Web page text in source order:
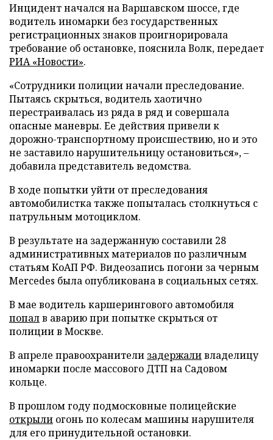
Инцидент начался на Варшавском шоссе, где
водитель иномарки без государственных
регистрационных знаков проигнорировала
требование об остановке, пояснила Волк, передает
РИА «Новости».
«Сотрудники полиции начали преследование.
Пытаясь скрыться, водитель хаотично
перестраивалась из ряда в ряд и совершала
опасные маневры. Ее действия привели к
дорожно-транспортному происшествию, но и это
не заставило нарушительницу остановиться», –
добавила представитель ведомства.
В ходе попытки уйти от преследования
автомобилистка также попыталась столкнуться с
патрульным мотоциклом.
В результате на задержанную составили 28
административных материалов по различным
статьям КоАП РФ. Видеозапись погони за черным
Mercedes была опубликована в социальных сетях.
В мае водитель каршерингового автомобиля
попалв аварию при попытке скрыться от
полиции в Москве.
В апреле правоохранители задержаливладелицу
иномарки после массового ДТП на Садовом
кольце.
В прошлом году подмосковные полицейские
открыли огонь по колесам машины нарушителя
для его принудительной остановки.